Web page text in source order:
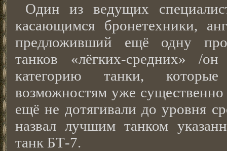
Один из ведущих
касающимся бронетехники,
предложивший ещё одну
танков «лёгких-средних» /он
категорию танки,
возможностям уже
ещё не дотягивали до уровня
назвал лучшим танком
танк БТ-7.